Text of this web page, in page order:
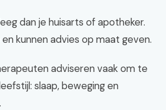
dan je huisarts of apotheker.
kunnen advies op maat geven.
adviseren vaak om te
slaap, beweging en